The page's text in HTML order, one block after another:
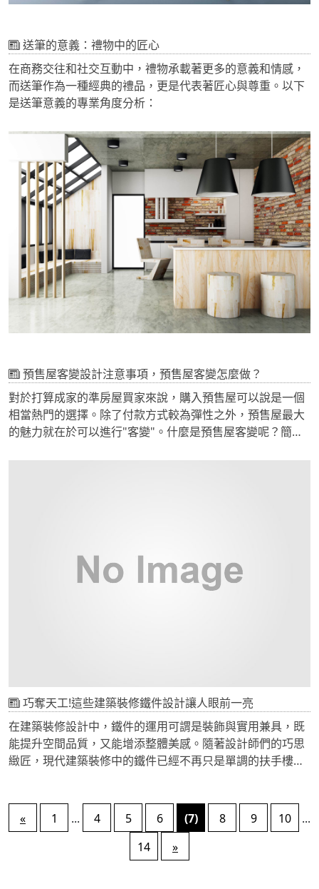
送筆的意義：禮物中的匠心
在商務交往和社交互動中，禮物承載著更多的意義和情感，
而送筆作為一種經典的禮品，更是代表著匠心與尊重。以下
是送筆意義的專業角度分析：
預售屋客變設計注意事項，預售屋客變怎麼做？
對於打算成家的準房屋買家來說，購入預售屋可以說是一個
相當熱門的選擇。除了付款方式較為彈性之外，預售屋最大
的魅力就在於可以進行"客變"。什麼是預售屋客變呢？簡單
巧奪天工!這些建築裝修鐵件設計讓人眼前一亮
在建築裝修設計中，鐵件的運用可謂是裝飾與實用兼具，既
能提升空間品質，又能增添整體美感。隨著設計師們的巧思
緻匠，現代建築裝修中的鐵件已經不再只是單調的扶手樓梯
色彩，讓人眼前一亮。
« 1 ... 4 5 6 (7) 8 9 10
...
14
»